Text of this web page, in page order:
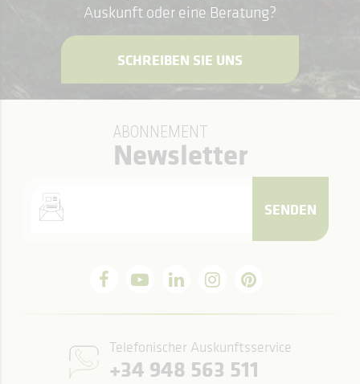
Auskunft oder eine Beratung?
SCHREIBEN SIE UNS
ABONNEMENT
Newsletter
SENDEN
Telefonischer Auskunftsservice
+34 948 563 511